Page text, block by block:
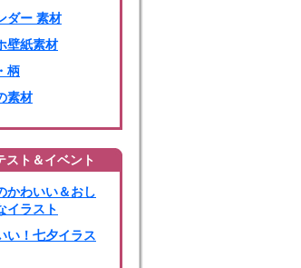
ダー 素材
壁紙素材
柄
素材
スト＆イベント
かわいい＆おし
イラスト
い！七夕イラス